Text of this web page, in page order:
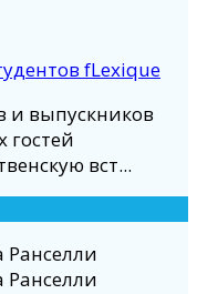
fLexique
и выпускников
гостей
вст...